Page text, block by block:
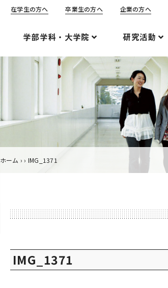
在学生の方へ 卒業生の方へ 企業の方へ
学部学科・大学院 研究活動
ホーム ›› IMG_1371
IMG_1371